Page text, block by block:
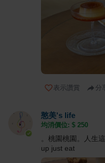
表示讚賞 分
憨美's life
均消價位: $ 250
。桃園桃園。人生
up just eat